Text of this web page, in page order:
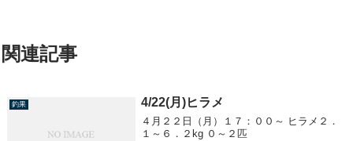
関連記事
釣果 4/22(月)ヒラメ
４月２２日（月）１７：００～ ヒラメ２．
１～６．２kg ０～２匹